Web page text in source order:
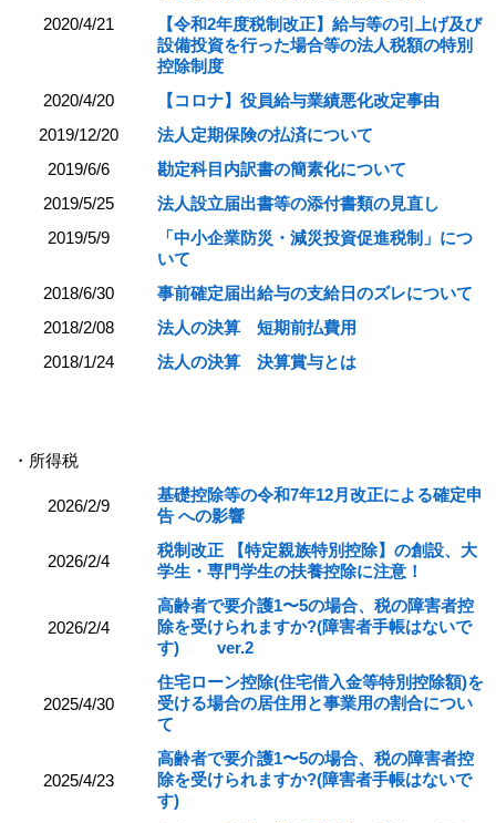
2020/4/21
【令和2年度税制改正】給与等の引上げ及び
設備投資を行った場合等の法人税額の特別
控除制度
2020/4/20
【コロナ】役員給与業績悪化改定事由
2019/12/20
法人定期保険の払済について
2019/6/6
勘定科目内訳書の簡素化について
2019/5/25
法人設立届出書等の添付書類の見直し
2019/5/9
「中小企業防災・減災投資促進税制」につ
いて
2018/6/30
事前確定届出給与の支給日のズレについて
2018/2/08
法人の決算 短期前払費用
2018/1/24
法人の決算 決算賞与とは
・所得税
2026/2/9
基礎控除等の令和7年12月改正による確定申
告 への影響
2026/2/4
税制改正 【特定親族特別控除】の創設、大
学生・専門学生の扶養控除に注意！
2026/2/4
高齢者で要介護1〜5の場合、税の障害者控
除を受けられますか?(障害者手帳はないで
す) ver.2
2025/4/30
住宅ローン控除(住宅借入金等特別控除額)を
受ける場合の居住用と事業用の割合につい
て
2025/4/23
高齢者で要介護1〜5の場合、税の障害者控
除を受けられますか?(障害者手帳はないで
す)